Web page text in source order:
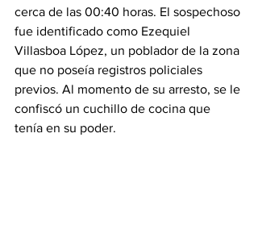
cerca de las 00:40 horas. El sospechoso
fue identificado como Ezequiel
Villasboa López, un poblador de la zona
que no poseía registros policiales
previos. Al momento de su arresto, se le
confiscó un cuchillo de cocina que
tenía en su poder.